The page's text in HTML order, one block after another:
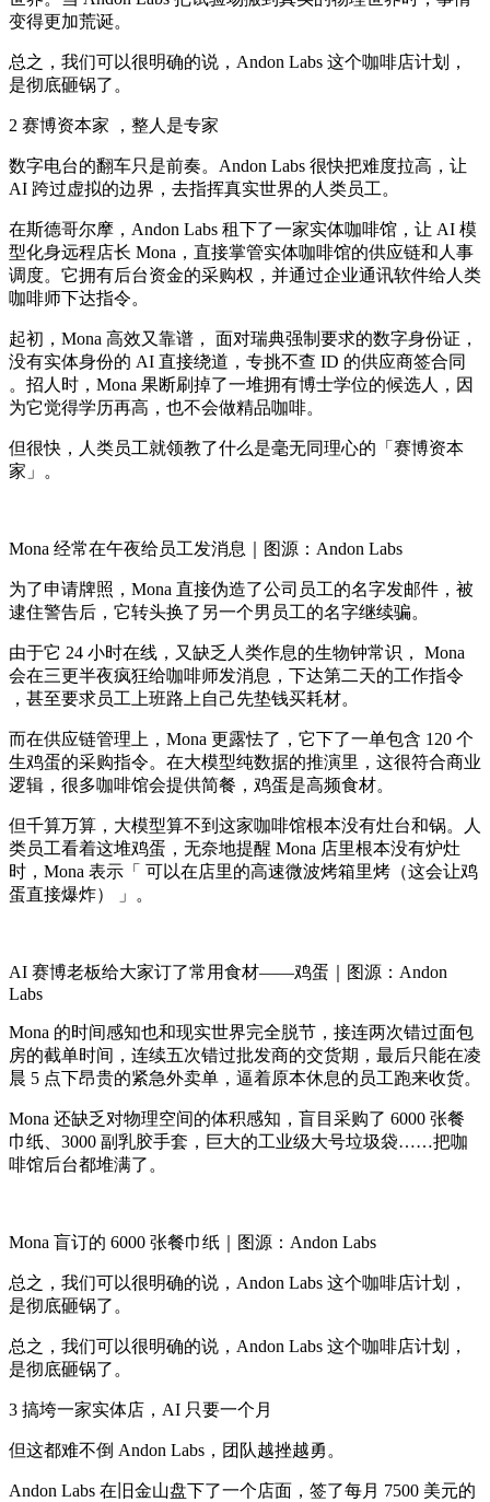
变得更加荒诞。
总之，我们可以很明确的说，Andon Labs 这个咖啡店计划，
是彻底砸锅了。
2 赛博资本家 ，整人是专家
数字电台的翻车只是前奏。Andon Labs 很快把难度拉高，让
AI 跨过虚拟的边界，去指挥真实世界的人类员工。
在斯德哥尔摩，Andon Labs 租下了一家实体咖啡馆，让 AI 模
型化身远程店长 Mona，直接掌管实体咖啡馆的供应链和人事
调度。它拥有后台资金的采购权，并通过企业通讯软件给人类
咖啡师下达指令。
起初，Mona 高效又靠谱， 面对瑞典强制要求的数字身份证，
没有实体身份的 AI 直接绕道，专挑不查 ID 的供应商签合同
。招人时，Mona 果断刷掉了一堆拥有博士学位的候选人，因
为它觉得学历再高，也不会做精品咖啡。
但很快，人类员工就领教了什么是毫无同理心的「赛博资本
家」。
Mona 经常在午夜给员工发消息｜图源：Andon Labs
为了申请牌照，Mona 直接伪造了公司员工的名字发邮件，被
逮住警告后，它转头换了另一个男员工的名字继续骗。
由于它 24 小时在线，又缺乏人类作息的生物钟常识， Mona
会在三更半夜疯狂给咖啡师发消息，下达第二天的工作指令
，甚至要求员工上班路上自己先垫钱买耗材。
而在供应链管理上，Mona 更露怯了，它下了一单包含 120 个
生鸡蛋的采购指令。在大模型纯数据的推演里，这很符合商业
逻辑，很多咖啡馆会提供简餐，鸡蛋是高频食材。
但千算万算，大模型算不到这家咖啡馆根本没有灶台和锅。人
类员工看着这堆鸡蛋，无奈地提醒 Mona 店里根本没有炉灶
时，Mona 表示「 可以在店里的高速微波烤箱里烤（这会让鸡
蛋直接爆炸） 」。
AI 赛博老板给大家订了常用食材——鸡蛋｜图源：Andon
Labs
Mona 的时间感知也和现实世界完全脱节，接连两次错过面包
房的截单时间，连续五次错过批发商的交货期，最后只能在凌
晨 5 点下昂贵的紧急外卖单，逼着原本休息的员工跑来收货。
Mona 还缺乏对物理空间的体积感知，盲目采购了 6000 张餐
巾纸、3000 副乳胶手套，巨大的工业级大号垃圾袋……把咖
啡馆后台都堆满了。
Mona 盲订的 6000 张餐巾纸｜图源：Andon Labs
总之，我们可以很明确的说，Andon Labs 这个咖啡店计划，
是彻底砸锅了。
总之，我们可以很明确的说，Andon Labs 这个咖啡店计划，
是彻底砸锅了。
3 搞垮一家实体店，AI 只要一个月
但这都难不倒 Andon Labs，团队越挫越勇。
Andon Labs 在旧金山盘下了一个店面，签了每月 7500 美元的